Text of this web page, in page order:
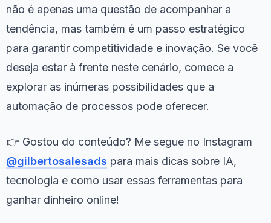
não é apenas uma questão de acompanhar a
tendência, mas também é um passo estratégico
para garantir competitividade e inovação. Se você
deseja estar à frente neste cenário, comece a
explorar as inúmeras possibilidades que a
automação de processos pode oferecer.
👉 Gostou do conteúdo? Me segue no Instagram
@gilbertosalesads para mais dicas sobre IA,
tecnologia e como usar essas ferramentas para
ganhar dinheiro online!